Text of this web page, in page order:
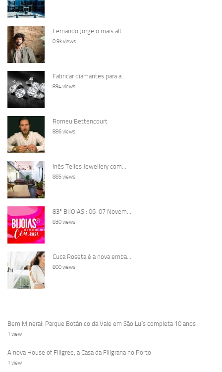
Fernando Jorge o mais alt...
0.9k views
Fabricar diamantes para a...
894 views
Romeu Bettencourt
886 views
Inês Telles Jewellery com...
885 views
83ª BIJOIAS : 06-07 Novem...
830 views
Cuca Roseta é a nova emba...
800 views
Bem Mineral: Parque Botânico da Vale em São Luís completa 10 anos
1 view
A nova House of Filigree, a Casa da Filigrana no Porto
1 view